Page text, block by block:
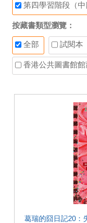
第四學習階段（中
按藏書類型瀏覽：
全部 試閱本
香港公共圖書館館
葛瑞的囧日記20：